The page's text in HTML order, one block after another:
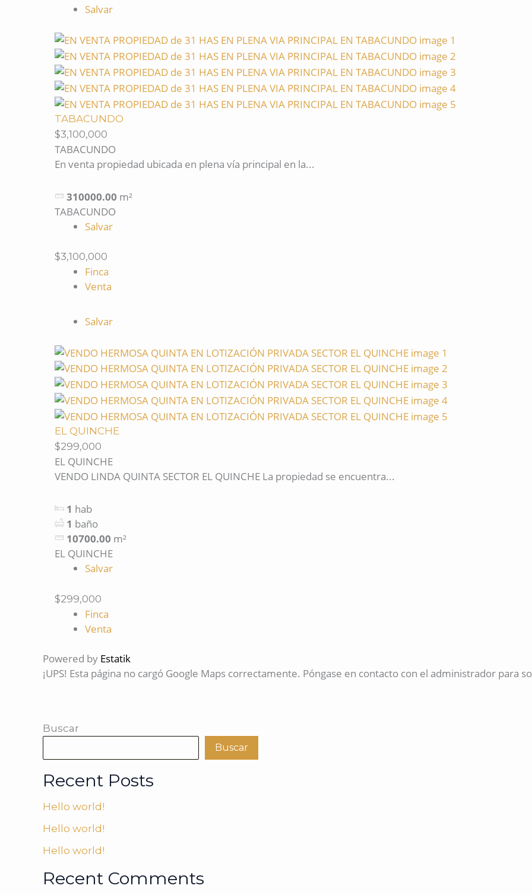
Salvar
TABACUNDO
$3,100,000
TABACUNDO
En venta propiedad ubicada en plena vía principal en la...
310000.00 m²
TABACUNDO
Salvar
$3,100,000
Finca
Venta
Salvar
EL QUINCHE
$299,000
EL QUINCHE
VENDO LINDA QUINTA SECTOR EL QUINCHE La propiedad se encuentra...
1 hab
1 baño
10700.00 m²
EL QUINCHE
Salvar
$299,000
Finca
Venta
Powered by Estatik
¡UPS! Esta página no cargó Google Maps correctamente. Póngase en contacto con el administrador para
Buscar
Buscar
Recent Posts
Hello world!
Hello world!
Hello world!
Recent Comments